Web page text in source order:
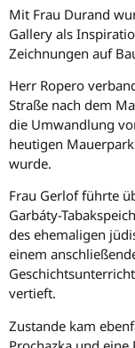
Mit Frau Durand
Gallery als
Zeichnungen auf
Herr Ropero
Straße nach dem
die Umwandlung
heutigen
wurde.
Frau Gerlof führte
Garbáty-
des ehemaligen
einem
vertieft.
Zustande kam